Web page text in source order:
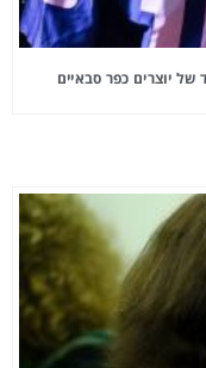
יוצרים כפר סבאיים